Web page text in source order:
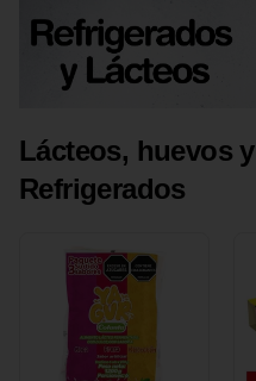
Lácteos, huevos y
Refrigerados